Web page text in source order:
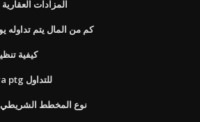
المزادات
كم من المال يتم تداوله
كيفية
Perfumeria internetowa ptg للتداول
نوع المخطط